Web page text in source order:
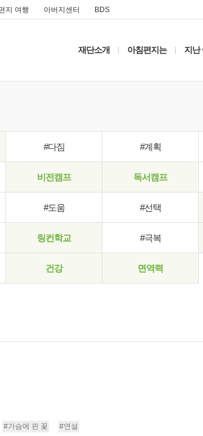
지 여행 아버지센터 BDS
재단소개 아침편지는 지난
#다짐 #계획
비전캠프 독서캠프
#도움 #선택
링컨학교 #극복
건강 면역력
#가슴에 핀 꽃
#연설